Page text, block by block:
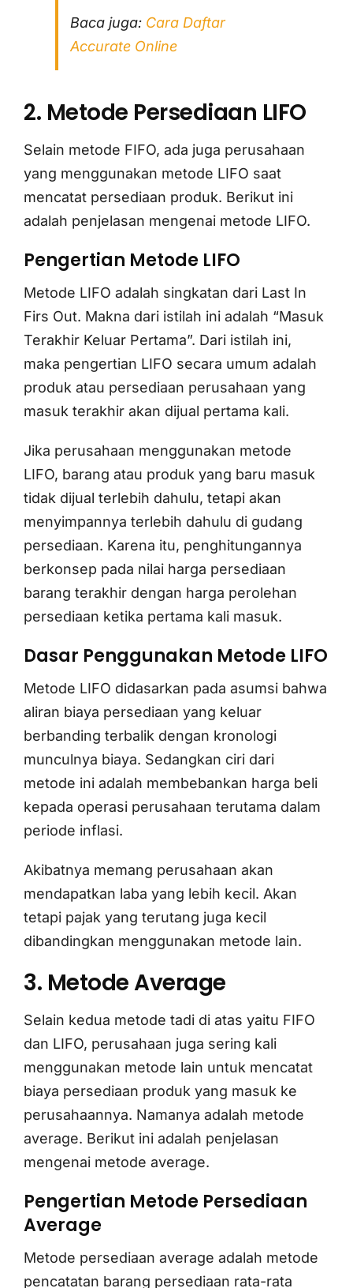
Baca juga: Cara Daftar
Accurate Online
2. Metode Persediaan LIFO
Selain metode FIFO, ada juga perusahaan
yang menggunakan metode LIFO saat
mencatat persediaan produk. Berikut ini
adalah penjelasan mengenai metode LIFO.
Pengertian Metode LIFO
Metode LIFO adalah singkatan dari Last In
Firs Out. Makna dari istilah ini adalah “Masuk
Terakhir Keluar Pertama”. Dari istilah ini,
maka pengertian LIFO secara umum adalah
produk atau persediaan perusahaan yang
masuk terakhir akan dijual pertama kali.
Jika perusahaan menggunakan metode
LIFO, barang atau produk yang baru masuk
tidak dijual terlebih dahulu, tetapi akan
menyimpannya terlebih dahulu di gudang
persediaan. Karena itu, penghitungannya
berkonsep pada nilai harga persediaan
barang terakhir dengan harga perolehan
persediaan ketika pertama kali masuk.
Dasar Penggunakan Metode LIFO
Metode LIFO didasarkan pada asumsi bahwa
aliran biaya persediaan yang keluar
berbanding terbalik dengan kronologi
munculnya biaya. Sedangkan ciri dari
metode ini adalah membebankan harga beli
kepada operasi perusahaan terutama dalam
periode inflasi.
Akibatnya memang perusahaan akan
mendapatkan laba yang lebih kecil. Akan
tetapi pajak yang terutang juga kecil
dibandingkan menggunakan metode lain.
3. Metode Average
Selain kedua metode tadi di atas yaitu FIFO
dan LIFO, perusahaan juga sering kali
menggunakan metode lain untuk mencatat
biaya persediaan produk yang masuk ke
perusahaannya. Namanya adalah metode
average. Berikut ini adalah penjelasan
mengenai metode average.
Pengertian Metode Persediaan
Average
Metode persediaan average adalah metode
pencatatan barang persediaan rata-rata